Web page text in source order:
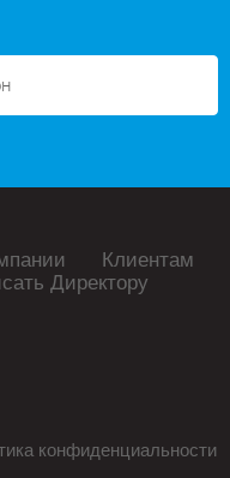
Клиентам
Директору
конфиденциальности